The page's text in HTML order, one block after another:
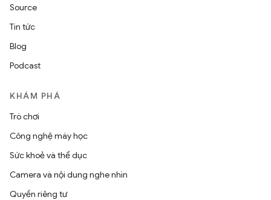
Source
Tin tức
Blog
Podcast
KHÁM PHÁ
Trò chơi
Công nghệ máy học
Sức khoẻ và thể dục
Camera và nội dung nghe nhìn
Quyền riêng tư